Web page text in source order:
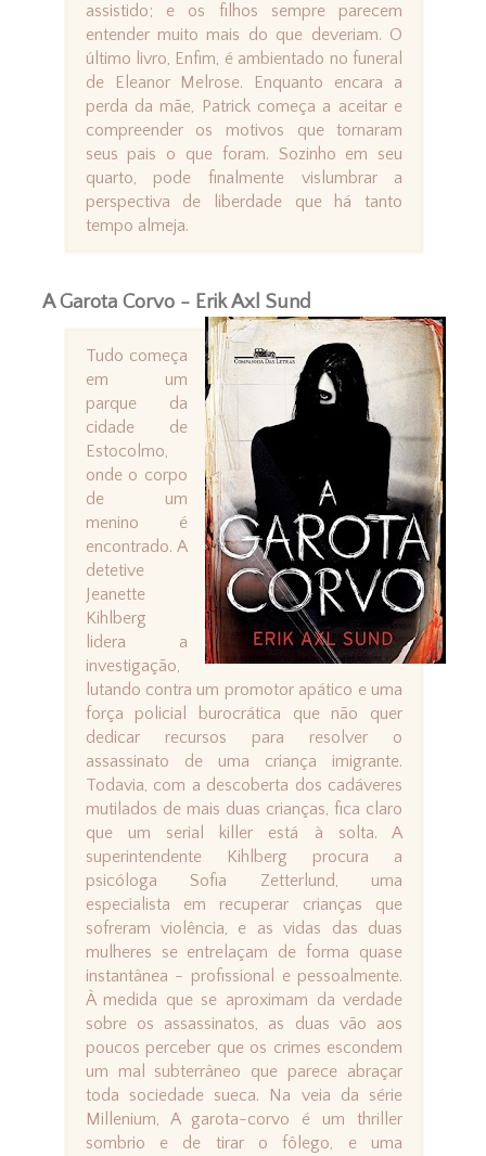
assistido; e os filhos sempre parecem
entender muito mais do que deveriam. O
último livro, Enfim, é ambientado no funeral
de Eleanor Melrose. Enquanto encara a
perda da mãe, Patrick começa a aceitar e
compreender os motivos que tornaram
seus pais o que foram. Sozinho em seu
quarto, pode finalmente vislumbrar a
perspectiva de liberdade que há tanto
tempo almeja.
A Garota Corvo - Erik Axl Sund
Tudo começa
em um
parque da
cidade de
Estocolmo,
onde o corpo
de um
menino é
encontrado. A
detetive
Jeanette
Kihlberg
lidera a
investigação,
lutando contra um promotor apático e uma
força policial burocrática que não quer
dedicar recursos para resolver o
assassinato de uma criança imigrante.
Todavia, com a descoberta dos cadáveres
mutilados de mais duas crianças, fica claro
que um serial killer está à solta. A
superintendente Kihlberg procura a
psicóloga Sofia Zetterlund, uma
especialista em recuperar crianças que
sofreram violência, e as vidas das duas
mulheres se entrelaçam de forma quase
instantânea - profissional e pessoalmente.
À medida que se aproximam da verdade
sobre os assassinatos, as duas vão aos
poucos perceber que os crimes escondem
um mal subterrâneo que parece abraçar
toda sociedade sueca. Na veia da série
Millenium, A garota-corvo é um thriller
sombrio e de tirar o fôlego, e uma